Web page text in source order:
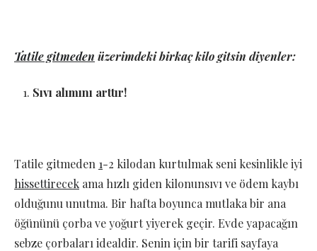
Tatile gitmeden üzerimdeki birkaç kilo gitsin diyenler:
Sıvı alımını arttır!
Tatile gitmeden 1-2 kilodan kurtulmak seni kesinlikle iyi
hissettirecek ama hızlı giden kilonunsıvı ve ödem kaybı
olduğunu unutma. Bir hafta boyunca mutlaka bir ana
öğününü çorba ve yoğurt yiyerek geçir. Evde yapacağın
sebze çorbaları idealdir. Senin için bir tarifi sayfaya